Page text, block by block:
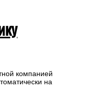
компанией
на